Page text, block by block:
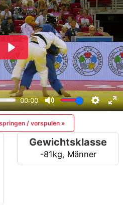
/ vorspulen »
Gewichtsklasse
-81kg, Männer